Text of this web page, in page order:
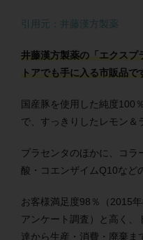
引用元：井藤漢方製薬
井藤漢方製薬の「エクスプ
トアでも手に入る市販品で
国産豚を使用した純度100
で、すっきりしたレモン＆
プラセンタのほかに、コラ
酸・コエンザイムQ10など
お客様満足度98％（2015
アンケート調査）と高く、
達から生産・消費・廃棄ま